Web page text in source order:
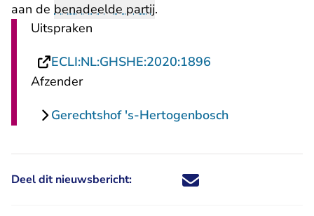
aan de benadeelde partij.
Uitspraken
ECLI:NL:GHSHE:2020:1896
Afzender
Gerechtshof 's-Hertogenbosch
Deel dit nieuwsbericht: Deel dit nieuwsbericht via X -
Deel dit nieuwsbericht via
Deel dit nieuwsbericht
Deel dit